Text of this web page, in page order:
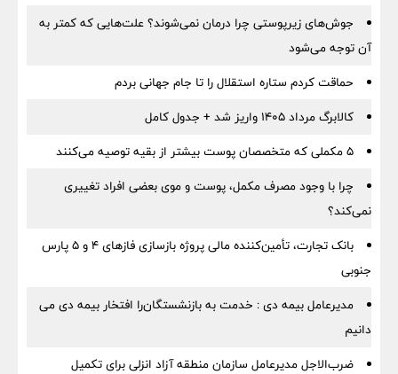
جوش‌های زیرپوستی چرا درمان نمی‌شوند؟ علت‌هایی که کمتر به
آن توجه می‌شود
حماقت کردم ستاره استقلال را تا جام جهانی بردم
کالابرگ مرداد ۱۴۰۵ واریز شد + جدول کامل
۵ مکملی که متخصصان پوست بیشتر از بقیه توصیه می‌کنند
چرا با وجود مصرف مکمل، پوست و موی بعضی افراد تغییری
نمی‌کند؟
بانک تجارت، تأمین‌کننده مالی پروژه بازسازی فازهای ۴ و ۵ پارس
جنوبی
مدیرعامل بیمه دی : خدمت به بازنشستگان‌را افتخار بیمه دی می
دانیم
ضرب‌الاجل مدیرعامل سازمان منطقه آزاد انزلی برای تكمیل